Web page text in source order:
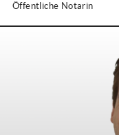
Öffentliche Notarin